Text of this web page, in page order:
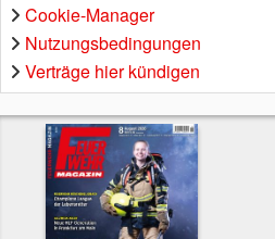
Cookie-Manager
Nutzungsbedingungen
Verträge hier kündigen